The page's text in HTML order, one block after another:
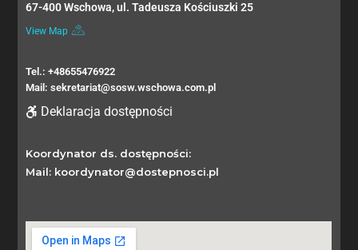
67-400 Wschowa, ul. Tadeusza Kościuszki 25
View Map
Tel.: +48655476922
Mail: sekretariat@sosw.wschowa.com.pl
Deklaracja dostępności
Koordynator ds. dostępności:
Mail: koordynator@dostepnosci.pl